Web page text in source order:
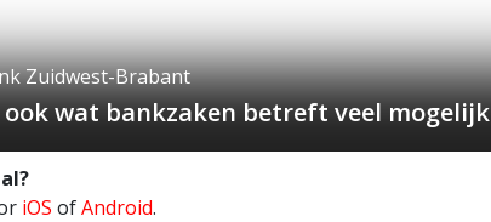
Zuidwest-Brabant
ook wat bankzaken betreft veel mogelijk
iOS ofAndroid.